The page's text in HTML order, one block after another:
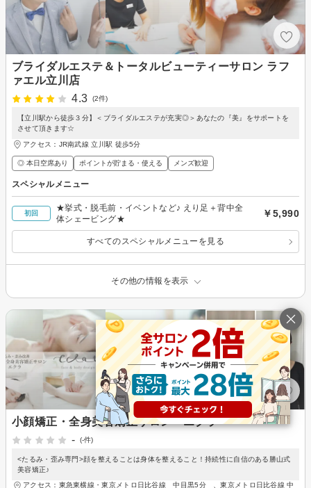
ブライダルエステ＆トータルビューティーサロン ラフ
ァエル立川店
4.3
(2件)
【立川駅から徒歩３分】＜ブライダルエステが充実◎＞あなたの『美』をサポートを
させて頂きます☆
アクセス：JR南武線 立川駅 徒歩5分
◎ 本日空席あり ポイントが貯まる・使える メンズ歓迎
スペシャルメニュー
初回
★挙式・脱毛前・イベントなど♪ えり足＋背中全
体シェービング★
￥5,990
すべてのスペシャルメニューを見る
その他の情報を表示
小顔矯正・全身美容矯正サロン エクラ
-
(-件)
<たるみ・歪み専門>顔を整えることは身体を整えること！持続性に自信のある勝山式
美容矯正♪
アクセス：東急東横線・東京メトロ日比谷線 中目黒5分 、東京メトロ日比谷線 中